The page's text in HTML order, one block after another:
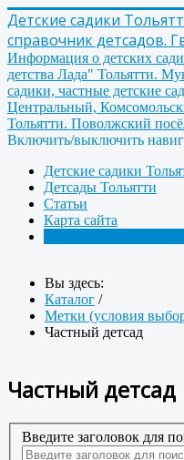
Детские садики
справочник детсадов.
Информация о детских
детства Лада" Тольятти.
садики, частные детские
Центральный,
Тольятти. Поволжский
Включить/выключить
Детские садики
Детсады Тольятти
Статьи
Карта сайта
Вы здесь:
Каталог /
Метки (условия
Частный детсад
Частный детсад
Введите заголовок для